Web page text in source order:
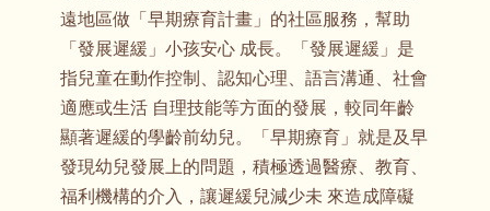
遠地區做「早期療育計畫」的社區服務，幫助
「發展遲緩」小孩安心 成長。「發展遲緩」是
指兒童在動作控制、認知心理、語言溝通、社會
適應或生活 自理技能等方面的發展，較同年齡
顯著遲緩的學齡前幼兒。「早期療育」就是及早
發現幼兒發展上的問題，積極透過醫療、教育、
福利機構的介入，讓遲緩兒減少未 來造成障礙